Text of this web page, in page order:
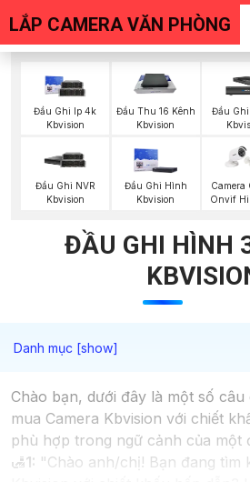
LẮP CAMERA VĂN PHÒNG
Đầu Ghi Ip 4k
Kbvision
Đầu Thu 16 Kênh
Kbvision
Đầu
Đầu Ghi NVR
Kbvision
Đầu Ghi Hình
Kbvision
Camera
Onvif
ĐẦU GHI HÌNH
Chào bạn, dưới đây là một số câu
mua Camera Kbvision với chiết
phù hợp trong ngữ cảnh của một
🛃1: "Chào anh/chị! Bạn đang tìm